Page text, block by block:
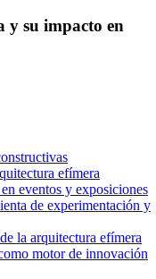
y su impacto en
efímera
eventos y exposiciones
de experimentación y
la arquitectura efímera
motor de innovación